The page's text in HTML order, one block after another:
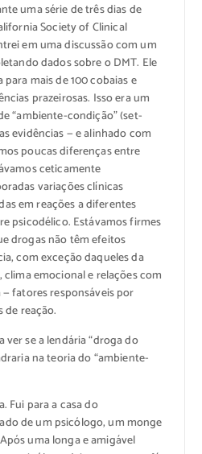
uma série de três dias de
Society of Clinical
em uma discussão com um
dados sobre o DMT. Ele
mais de 100 cobaias e
prazeirosas. Isso era um
“ambiente-condição” (set-
evidências — e alinhado com
poucas diferenças entre
ceticamente
variações clínicas
em reações a diferentes
psicodélico. Estávamos firmes
drogas não têm efeitos
com exceção daqueles da
emocional e relações com
fatores responsáveis por
reação.
ver se a lendária “droga do
na teoria do “ambiente-
Fui para a casa do
de um psicólogo, um monge
uma longa e amigável